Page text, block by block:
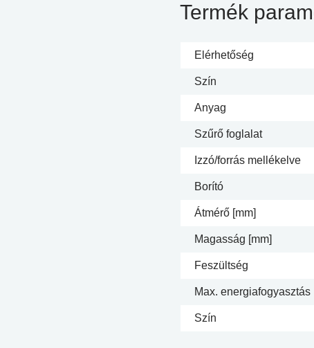
Termék
Elérhetőség
Szín
Anyag
Szűrő foglalat
Izzó/forrás mellékelve
Borító
Átmérő [mm]
Magasság [mm]
Feszültség
Max. energiafogyasztás
Szín